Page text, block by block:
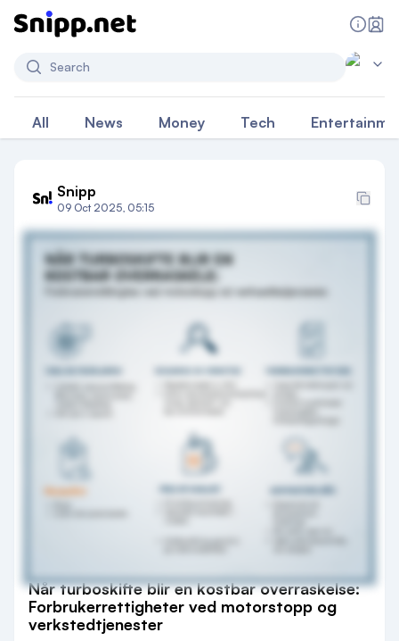
Search
All News Money Tech
Snipp
09 Oct 2025, 05:15
Når turboskifte blir en kostbar overraskelse:
Forbrukerrettigheter ved motorstopp og
verkstedtjenester